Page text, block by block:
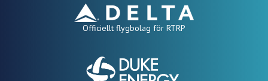
Officiellt flygbolag för RTRP